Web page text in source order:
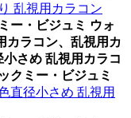
乱視用カラコン
ー・ビジュミ ウォ
カラコン、乱視用カ
さめ 乱視用カラコ
クミー・ビジュミ
直径小さめ 乱視用